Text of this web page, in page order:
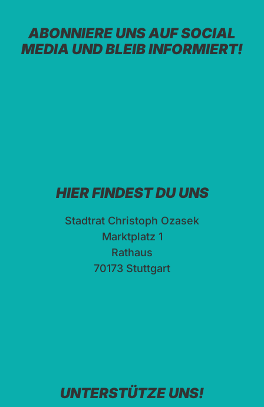
ABONNIERE UNS AUF SOCIAL
MEDIA UND BLEIB INFORMIERT!
UNTERSTÜTZE UNS!
HIER FINDEST DU UNS
Stadtrat Christoph Ozasek
Marktplatz 1
Rathaus
70173 Stuttgart